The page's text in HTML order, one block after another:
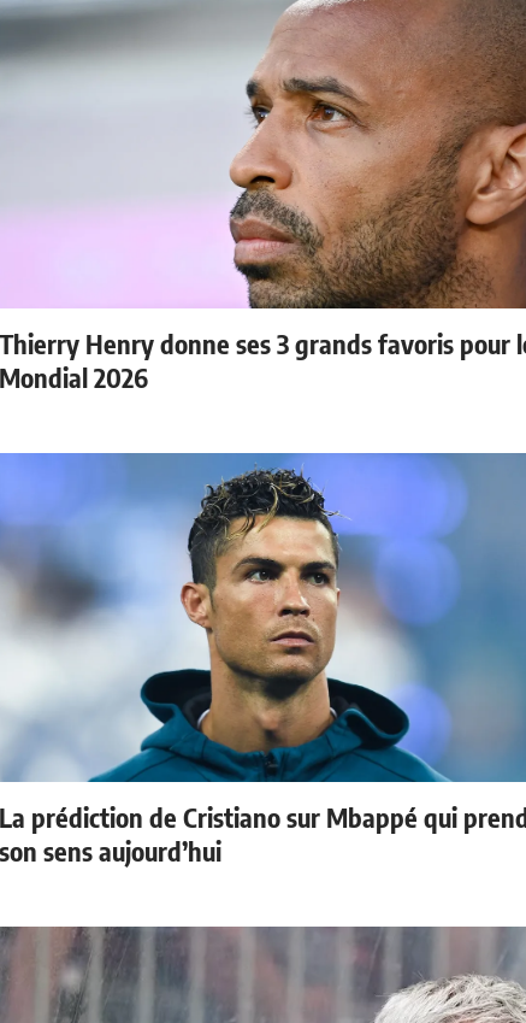
Thierry Henry donne ses 3 grands favoris pour
Mondial 2026
La prédiction de Cristiano sur Mbappé qui
son sens aujourd’hui